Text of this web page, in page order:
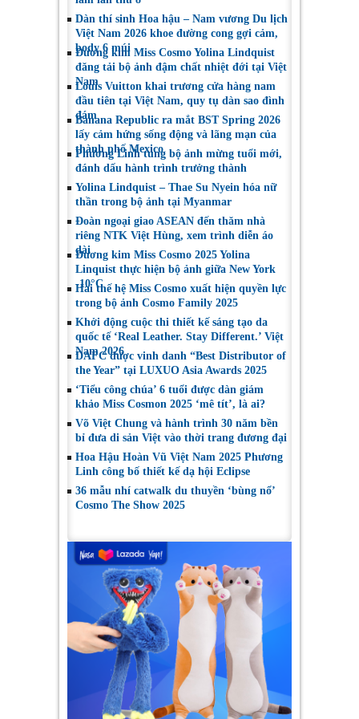
Dàn thí sinh Hoa hậu – Nam vương Du lịch
Việt Nam 2026 khoe đường cong gợi cảm,
body 6 múi
Đương kim Miss Cosmo Yolina Lindquist
đăng tải bộ ảnh đậm chất nhiệt đới tại Việt
Nam
Louis Vuitton khai trương cửa hàng nam
đầu tiên tại Việt Nam, quy tụ dàn sao đình
đám
Banana Republic ra mắt BST Spring 2026
lấy cảm hứng sống động và lãng mạn của
thành phố Mexico
Phương Linh tung bộ ảnh mừng tuổi mới,
đánh dấu hành trình trưởng thành
Yolina Lindquist – Thae Su Nyein hóa nữ
thần trong bộ ảnh tại Myanmar
Đoàn ngoại giao ASEAN đến thăm nhà
riêng NTK Việt Hùng, xem trình diễn áo
dài
Đương kim Miss Cosmo 2025 Yolina
Linquist thực hiện bộ ảnh giữa New York
-10°C
Hai thế hệ Miss Cosmo xuất hiện quyền lực
trong bộ ảnh Cosmo Family 2025
Khởi động cuộc thi thiết kế sáng tạo da
quốc tế ‘Real Leather. Stay Different.’ Việt
Nam 2026
DAFC được vinh danh “Best Distributor of
the Year” tại LUXUO Asia Awards 2025
‘Tiểu công chúa’ 6 tuổi được dàn giám
khảo Miss Cosmon 2025 ‘mê tít’, là ai?
Võ Việt Chung và hành trình 30 năm bền
bỉ đưa di sản Việt vào thời trang đương đại
Hoa Hậu Hoàn Vũ Việt Nam 2025 Phương
Linh công bố thiết kế dạ hội Eclipse
36 mẫu nhí catwalk du thuyền ‘bùng nổ’
Cosmo The Show 2025